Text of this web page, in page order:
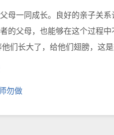
一同成长。良好的亲子关系
的父母，也能够在这个过程
们长大了，给他们翅膀，这
勿做